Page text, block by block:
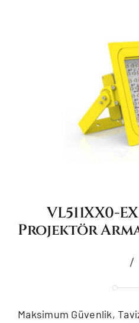
VL511XX0-
Projektör
/
Maksimum Güvenlik,